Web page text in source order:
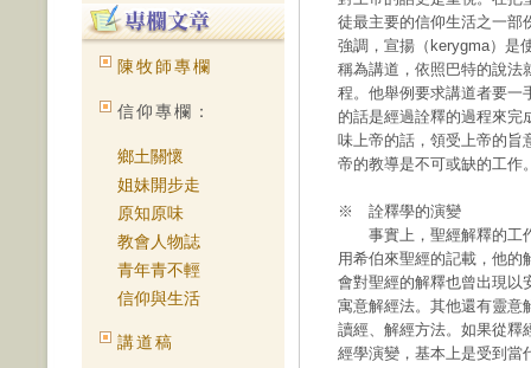
陳牧師專欄
信仰專欄：
鄉土關懷
姐妹開步走
原知原味
教會人物誌
青年青不輕
信仰與生活
講道稿
徒最主要的信仰生活之一部
強調，宣揚（kerygma）是
稱為講道，依照巴特的說法
程。他舉例要求講道者要一
的話是經過詮釋的過程來完
味上帝的話，領受上帝的旨
帝的教導是不可或缺的工作
※ 詮釋學的演變
事實上，聖經解釋的工作
用希伯來聖經的記載，他的
會對聖經的解釋也曾出現以
寓意解經法。其他還有靈意
讀經、解經方法。如果從釋
經學演變，基本上是受到當